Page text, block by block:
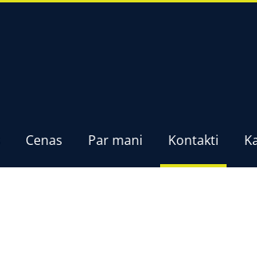
Cenas Par mani Kontakti